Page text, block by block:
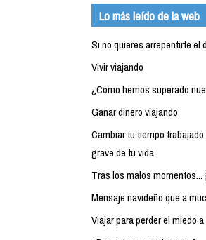
Lo más leído de la web
Si no quieres arrepentirte el
Vivir viajando
¿Cómo hemos superado
Ganar dinero viajando
Cambiar tu tiempo
grave de tu vida
Tras los malos momentos...
Mensaje navideño que a
Viajar para perder el miedo